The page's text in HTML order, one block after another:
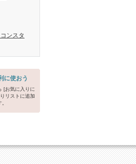
ンスタ
に使おう
[お気に入りに
リストに追加